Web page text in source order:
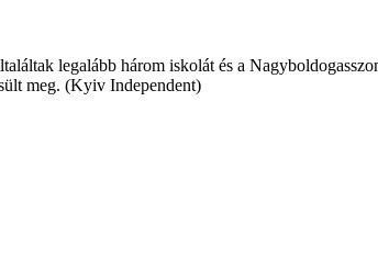
legalább három iskolát és a
meg. (Kyiv Independent)